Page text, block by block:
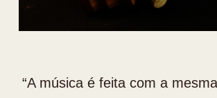
“⁠A música é feita com a